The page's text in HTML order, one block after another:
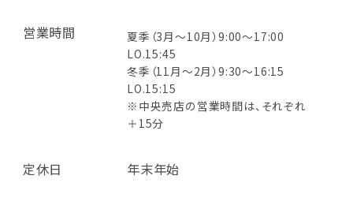
営業時間
夏季（3月～10月）9:00～17:00
LO.15:45
冬季（11月～2月）9:30～16:15
LO.15:15
※中央売店の営業時間は、それぞれ
＋15分
定休日 年末年始